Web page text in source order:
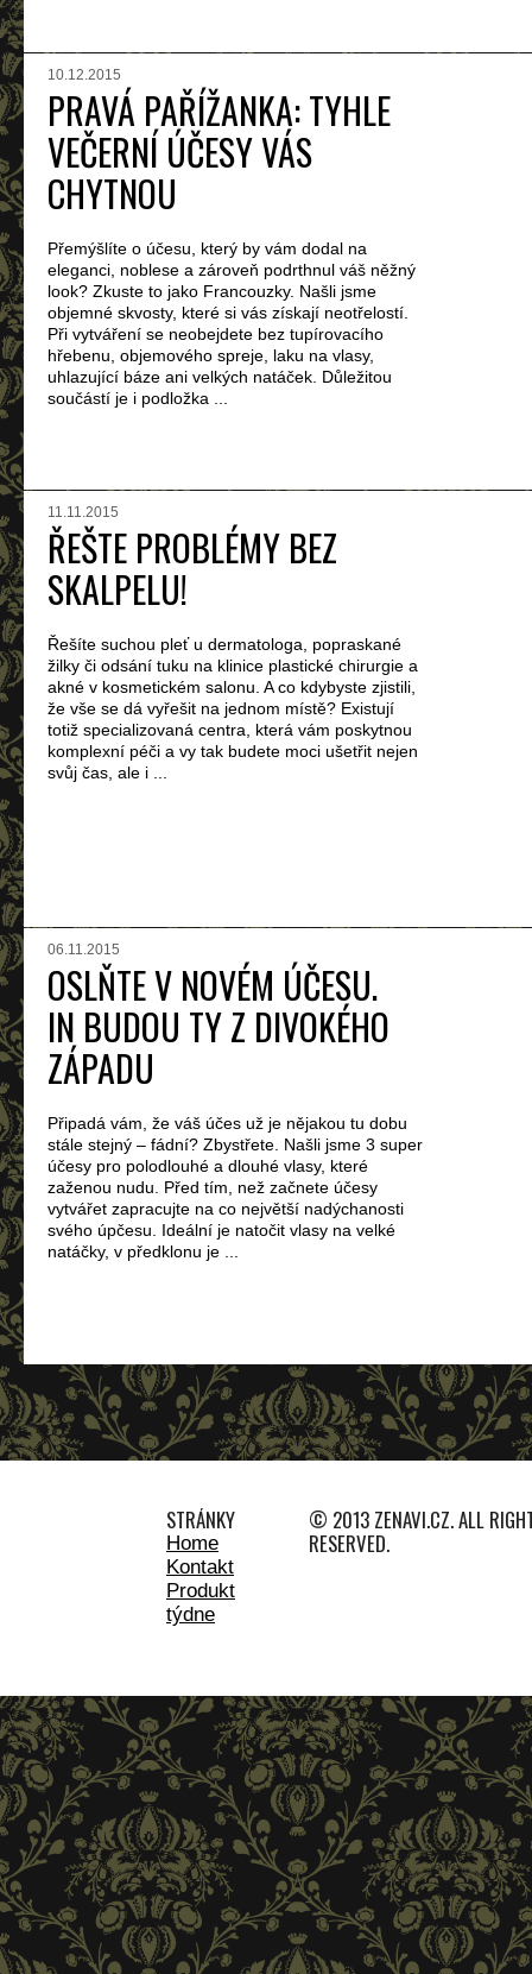
10.12.2015
PRAVÁ PAŘÍŽANKA: TYHLE
VEČERNÍ ÚČESY VÁS
CHYTNOU
Přemýšlíte o účesu, který by vám dodal na
eleganci, noblese a zároveň podrthnul váš něžný
look? Zkuste to jako Francouzky. Našli jsme
objemné skvosty, které si vás získají neotřelostí.
Při vytváření se neobejdete bez tupírovacího
hřebenu, objemového spreje, laku na vlasy,
uhlazující báze ani velkých natáček. Důležitou
součástí je i podložka ...
11.11.2015
ŘEŠTE PROBLÉMY BEZ
SKALPELU!
Řešíte suchou pleť u dermatologa, popraskané
žilky či odsání tuku na klinice plastické chirurgie a
akné v kosmetickém salonu. A co kdybyste zjistili,
že vše se dá vyřešit na jednom místě? Existují
totiž specializovaná centra, která vám poskytnou
komplexní péči a vy tak budete moci ušetřit nejen
svůj čas, ale i ...
06.11.2015
OSLŇTE V NOVÉM ÚČESU.
IN BUDOU TY Z DIVOKÉHO
ZÁPADU
Připadá vám, že váš účes už je nějakou tu dobu
stále stejný – fádní? Zbystřete. Našli jsme 3 super
účesy pro polodlouhé a dlouhé vlasy, které
zaženou nudu. Před tím, než začnete účesy
vytvářet zapracujte na co největší nadýchanosti
svého úpčesu. Ideální je natočit vlasy na velké
natáčky, v předklonu je ...
STRÁNKY
Home
Kontakt
Produkt
týdne
© 2013 ZENAVI.CZ. ALL
RESERVED.